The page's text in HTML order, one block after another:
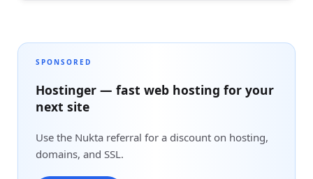
SPONSORED
Hostinger — fast web hosting for your
next site
Use the Nukta referral for a discount on hosting,
domains, and SSL.